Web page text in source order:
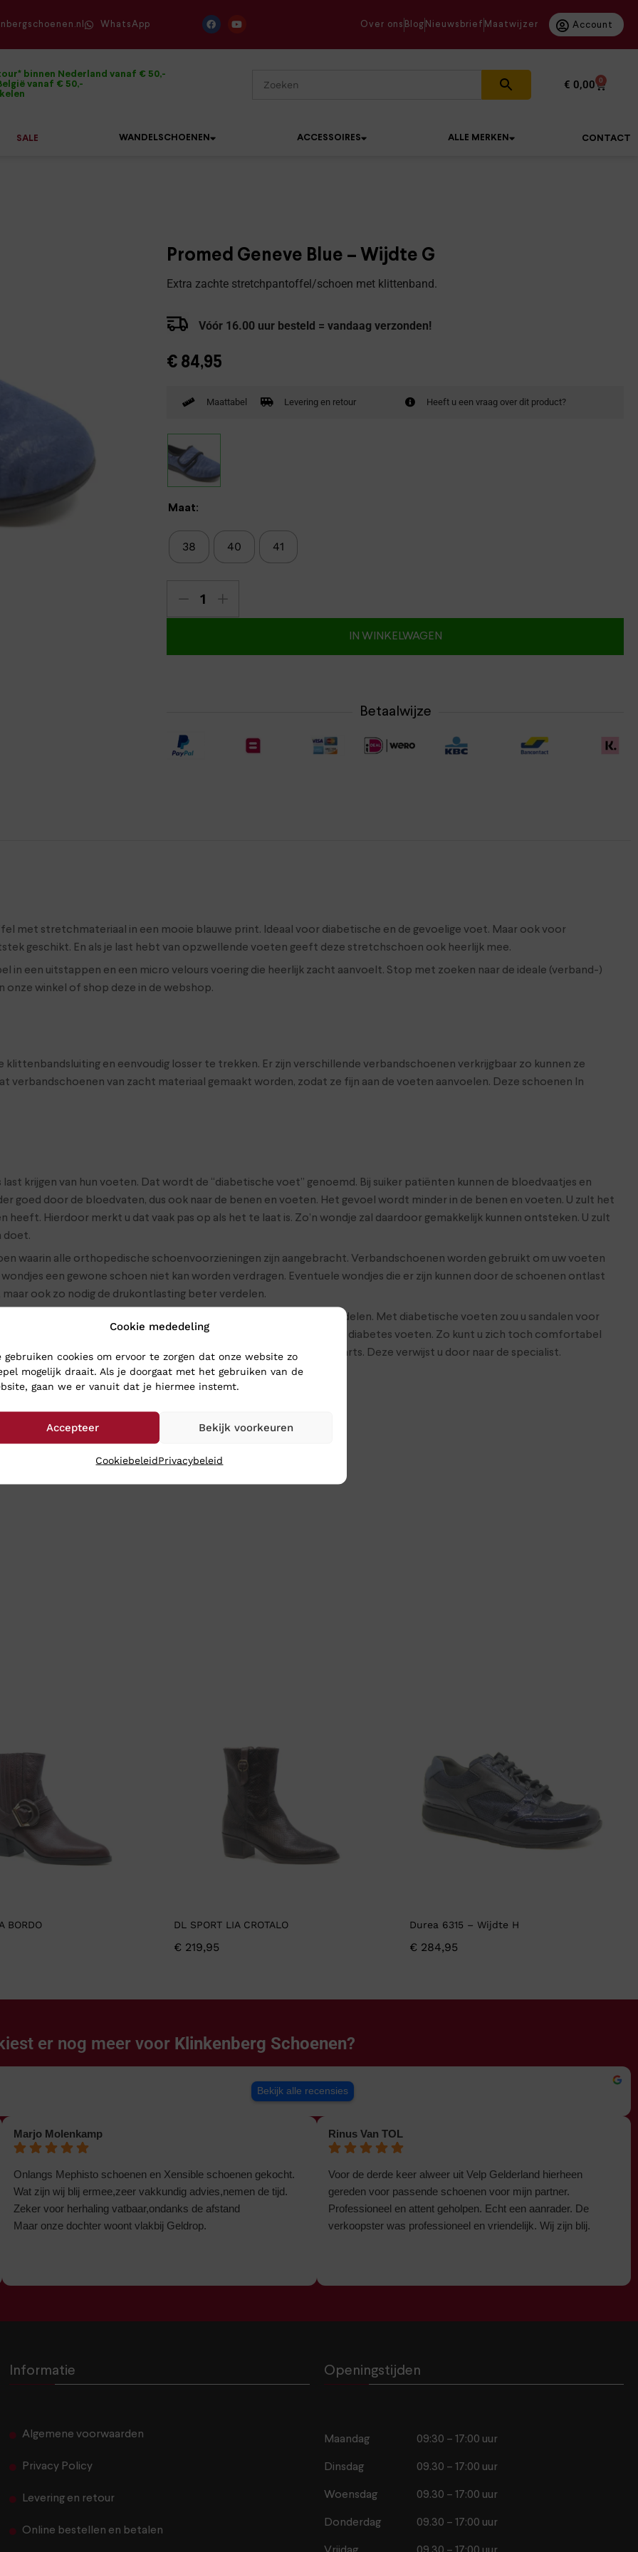
Cookie mededeling
gebruiken cookies om ervoor te zorgen dat onze website zo
mogelijk draait. Als je doorgaat met het gebruiken van de
gaan we er vanuit dat je hiermee instemt.
Accepteer Bekijk voorkeuren
CookiebeleidPrivacybeleid
WhatsApp Over ons Blog Nieuwsbrief Maatwijzer Account
binnen Nederland vanaf € 50,-
vanaf € 50,-
€ 0,00 0
SALE WANDELSCHOENEN ACCESSOIRES ALLE MERKEN CONTACT
Promed Geneve Blue – Wijdte G
Extra zachte stretchpantoffel/schoen met klittenband.
Vóór 16.00 uur besteld = vandaag verzonden!
€ 84,95
Maattabel Levering en retour Heeft u een vraag over dit product?
Maat:
38 40 41
IN WINKELWAGEN
Betaalwijze
met stretchmateriaal in een mooie blauwe print. Ideaal voor diabetische en de gevoelige voet. Maar ook voor
geschikt. En als je last hebt van opzwellende voeten geeft deze stretchschoen ook heerlijk mee.
een uitstappen en een micro velours voering die heerlijk zacht aanvoelt. Stop met zoeken naar de ideale (verband-)
winkel of shop deze in de webshop.
klittenbandsluiting en eenvoudig losser te trekken. Er zijn verschillende verbandschoenen verkrijgbaar zo kunnen ze
verbandschoenen van zacht materiaal gemaakt worden, zodat ze fijn aan de voeten aanvoelen. Deze schoenen In
krijgen van hun voeten. Dat wordt de “diabetische voet” genoemd. Bij suiker patiënten kunnen de bloedvaatjes en
goed door de bloedvaten, dus ook naar de benen en voeten. Het gevoel wordt minder in de benen en voeten. U zult het
heeft. Hierdoor merkt u dat vaak pas op als het te laat is. Zo’n wondje zal daardoor gemakkelijk kunnen ontsteken. U zult
doet.
waarin alle orthopedische schoenvoorzieningen zijn aangebracht. Verbandschoenen worden gebruikt om uw voeten
een gewone schoen niet kan worden verdragen. Eventuele wondjes die er zijn kunnen door de schoenen ontlast
ook zo nodig de drukontlasting beter verdelen.
voeten heeft, gebruik maken van andere voet beschermende middelen. Met diabetische voeten zou u sandalen voor
voor diabetici een uitkomst. De sandalen zullen niet knellen bij diabetes voeten. Zo kunt u zich toch comfortabel
goed behandeld. Ga voor eventuele inlichtingen eerst naar de huisarts. Deze verwijst u door naar de specialist.
Schoenen
komen. Weet u al wat u wil? Bestel ze dan in onze webshop.
BORDO DL SPORT LIA CROTALO
€ 219,95
Durea 6315 – Wijdte H
€ 284,95
er nog meer voor Klinkenberg Schoenen?
Bekijk alle recensies
Marjo Molenkamp
Onlangs Mephisto schoenen en Xensible schoenen gekocht.
Wat zijn wij blij ermee,zeer vakkundig advies,nemen de tijd.
Zeker voor herhaling vatbaar,ondanks de afstand
Maar onze dochter woont vlakbij Geldrop.
Rinus Van TOL
Voor de derde keer alweer uit Velp Gelderland hierheen
gereden voor passende schoenen voor mijn partner.
Professioneel en attent geholpen. Echt een aanrader. De
verkoopster was professioneel en vriendelijk. Wij zijn blij.
Informatie
Algemene voorwaarden
Privacy Policy
Levering en retour
Online bestellen en betalen
Openingstijden
Maandag 09:30 – 17:00 uur
Dinsdag 09.30 – 17:00 uur
Woensdag 09.30 – 17:00 uur
Donderdag 09.30 – 17:00 uur